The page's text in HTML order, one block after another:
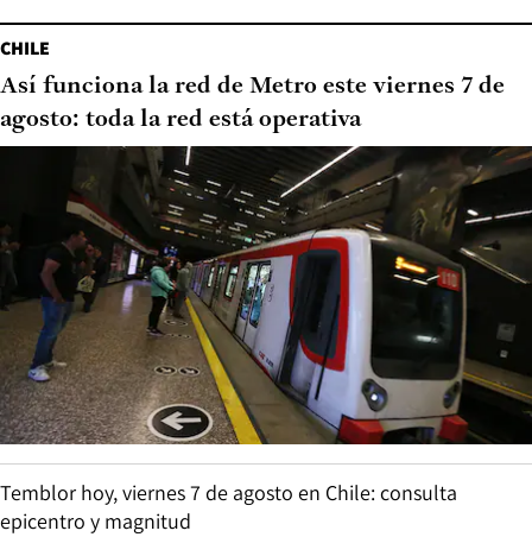
CHILE
Así funciona la red de Metro este viernes 7 de
agosto: toda la red está operativa
Temblor hoy, viernes 7 de agosto en Chile: consulta
epicentro y magnitud